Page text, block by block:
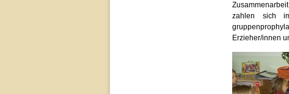
zahlen sich
Erzieher/innen